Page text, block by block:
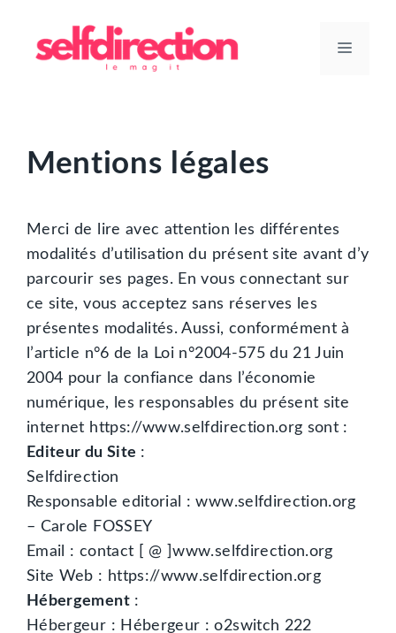
contenu
Menu
Mentions légales
Merci de lire avec attention les différentes
modalités d’utilisation du présent site avant d’y
parcourir ses pages. En vous connectant sur
ce site, vous acceptez sans réserves les
présentes modalités. Aussi, conformément à
l’article n°6 de la Loi n°2004-575 du 21 Juin
2004 pour la confiance dans l’économie
numérique, les responsables du présent site
internet https://www.selfdirection.org sont :
Editeur du Site :
Selfdirection
Responsable editorial : www.selfdirection.org
– Carole FOSSEY
Email : contact [ @ ]www.selfdirection.org
Site Web : https://www.selfdirection.org
Hébergement:
Hébergeur : Hébergeur : o2switch 222